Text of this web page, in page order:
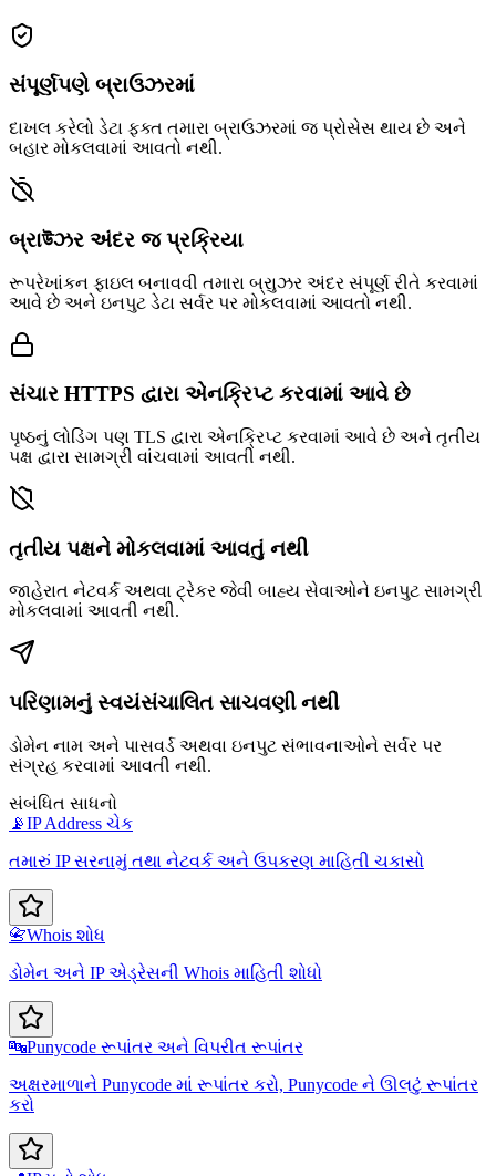
સંપૂર્ણપણે બ્રાઉઝરમાં
દાખલ કરેલો ડેટા ફક્ત તમારા બ્રાઉઝરમાં જ પ્રોસેસ થાય છે અને
બહાર મોકલવામાં આવતો નથી.
બ્રાউઝર અંદર જ પ્રક્રિયા
રૂપરેખાંકન ફાઇલ બનાવવી તમારા બ્રાુઝર અંદર સંપૂર્ણ રીતે કરવામાં
આવે છે અને ઇનપુટ ડેટા સર્વર પર મોકલવામાં આવતો નથી.
સંચાર HTTPS દ્વારા એનક્રિપ્ટ કરવામાં આવે છે
પૃષ્ઠનું લોડિંગ પણ TLS દ્વારા એનક્રિપ્ટ કરવામાં આવે છે અને તૃતીય
પક્ષ દ્વારા સામગ્રી વાંચવામાં આવતી નથી.
તૃતીય પક્ષને મોકલવામાં આવતું નથી
જાહેરાત નેટવર્ક અથવા ટ્રેકર જેવી બાહ્ય સેવાઓને ઇનપુટ સામગ્રી
મોકલવામાં આવતી નથી.
પરિણામનું સ્વયંસંચાલિત સાચવણી નથી
ડોમેન નામ અને પાસવર્ડ અથવા ઇનપુટ સંભાવનાઓને સર્વર પર
સંગ્રહ કરવામાં આવતી નથી.
સંબંધિત સાધનો
📡IP Address ચેક
તમારું IP સરનામું તથા નેટવર્ક અને ઉપકરણ માહિતી ચકાસો
📇Whois શોધ
ડોમેન અને IP એડ્રેસની Whois માહિતી શોધો
🔤Punycode રૂપાંતર અને વિપરીત રૂપાંતર
અક્ષરમાળાને Punycode માં રૂપાંતર કરો, Punycode ને ઊલટું રૂપાંતર
કરો